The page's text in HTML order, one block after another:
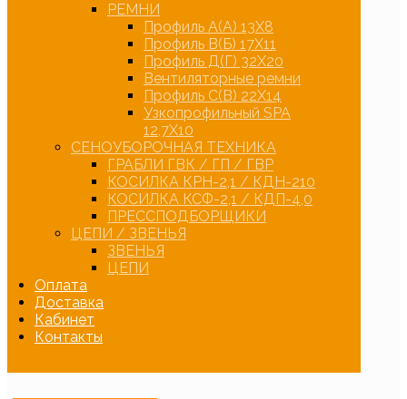
РЕМНИ
Профиль А(А) 13Х8
Профиль В(Б) 17Х11
Профиль Д(Г) 32Х20
Вентиляторные ремни
Профиль С(В) 22Х14
Узкопрофильный SPA
12,7Х10
СЕНОУБОРОЧНАЯ ТЕХНИКА
ГРАБЛИ ГВК / ГП / ГВР
КОСИЛКА КРН-2,1 / КДН-210
КОСИЛКА КСФ-2,1 / КДП-4,0
ПРЕССПОДБОРЩИКИ
ЦЕПИ / ЗВЕНЬЯ
ЗВЕНЬЯ
ЦЕПИ
Оплата
Доставка
Кабинет
Контакты